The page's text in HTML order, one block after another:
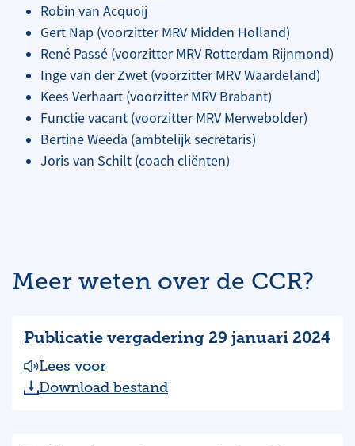
Robin van Acquoij
Gert Nap (voorzitter MRV Midden Holland)
René Passé (voorzitter MRV Rotterdam Rijnmond)
Inge van der Zwet (voorzitter MRV Waardeland)
Kees Verhaart (voorzitter MRV Brabant)
Functie vacant (voorzitter MRV Merwebolder)
Bertine Weeda (ambtelijk secretaris)
Joris van Schilt (coach cliënten)
Meer weten over de CCR?
Publicatie vergadering 29 januari 2024
Lees voor
Download bestand